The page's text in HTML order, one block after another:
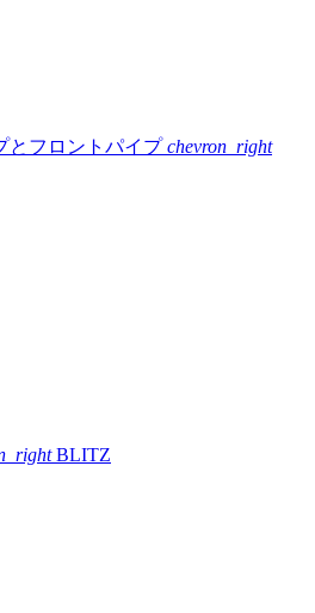
とフロントパイプchevron_right
BLITZ